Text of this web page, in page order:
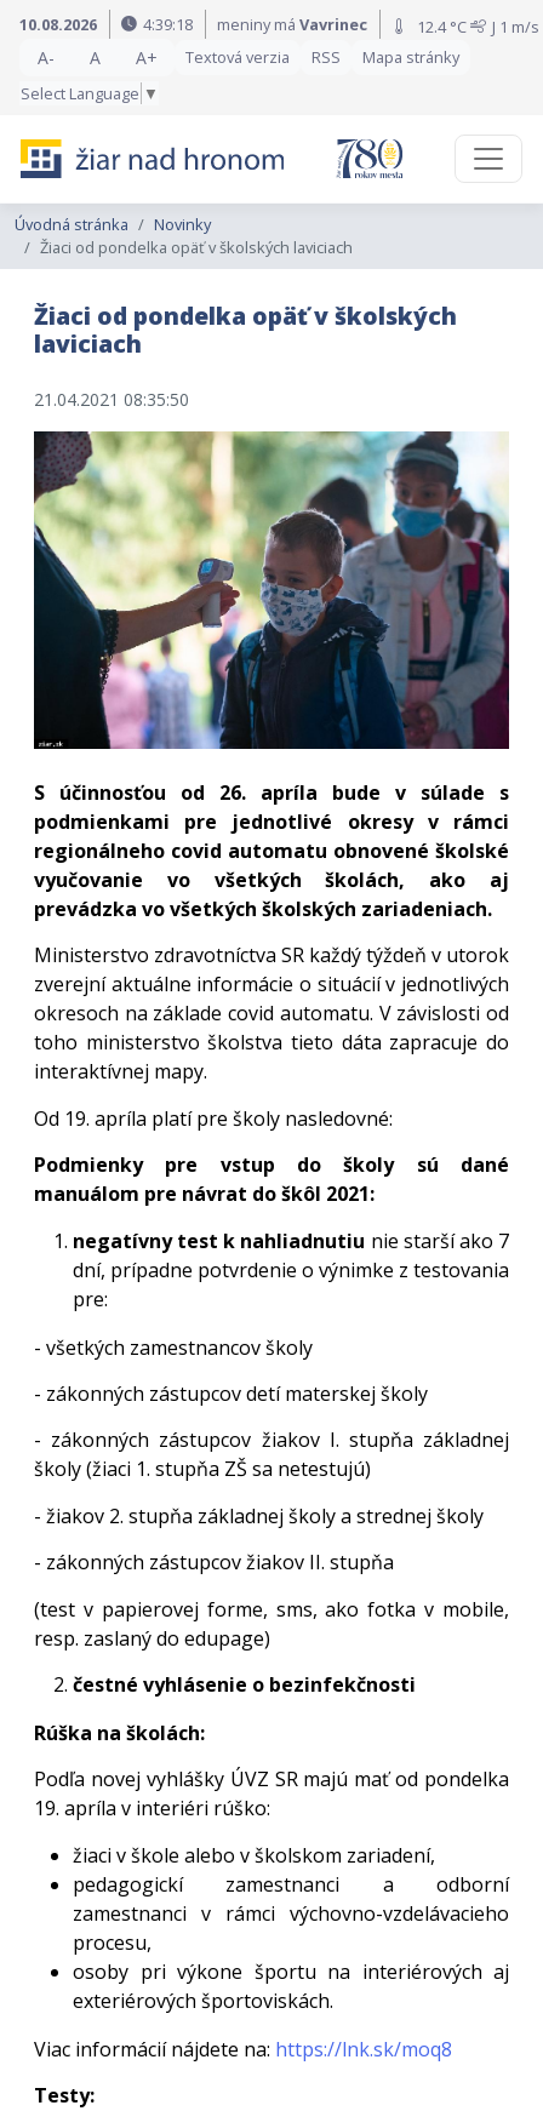
Preskočiť na obsah
Preskočiť na hlavné menu
10.08.2026 4:39:19 meniny máVavrinec 12.4 °C J 1 m/s
A- A A+ Textová verzia RSS
Mapa stránky
Select Language ▼
Úvodná stránka
Novinky
Žiaci od pondelka opäť v školských laviciach
Žiaci od pondelka opäť v školských
laviciach
21.04.2021 08:35:50
S účinnosťou od 26. apríla bude v súlade s
podmienkami pre jednotlivé okresy v rámci
regionálneho covid automatu obnovené školské
vyučovanie vo všetkých školách, ako aj
prevádzka vo všetkých školských zariadeniach.
Ministerstvo zdravotníctva SR každý týždeň v utorok
zverejní aktuálne informácie o situácií v jednotlivých
okresoch na základe covid automatu. V závislosti od
toho ministerstvo školstva tieto dáta zapracuje do
interaktívnej mapy.
Od 19. apríla platí pre školy nasledovné:
Podmienky pre vstup do školy sú dané
manuálom pre návrat do škôl 2021:
negatívny test k nahliadnutiu nie starší ako 7
dní, prípadne potvrdenie o výnimke z testovania
pre:
- všetkých zamestnancov školy
- zákonných zástupcov detí materskej školy
- zákonných zástupcov žiakov I. stupňa základnej
školy (žiaci 1. stupňa ZŠ sa netestujú)
- žiakov 2. stupňa základnej školy a strednej školy
- zákonných zástupcov žiakov II. stupňa
(test v papierovej forme, sms, ako fotka v mobile,
resp. zaslaný do edupage)
čestné vyhlásenie o bezinfekčnosti
Rúška na školách:
Podľa novej vyhlášky ÚVZ SR majú mať od pondelka
19. apríla v interiéri rúško:
žiaci v škole alebo v školskom zariadení,
pedagogickí zamestnanci a odborní
zamestnanci v rámci výchovno-vzdelávacieho
procesu,
osoby pri výkone športu na interiérových aj
exteriérových športoviskách.
Viac informácií nájdete na: https://lnk.sk/moq8
Testy: